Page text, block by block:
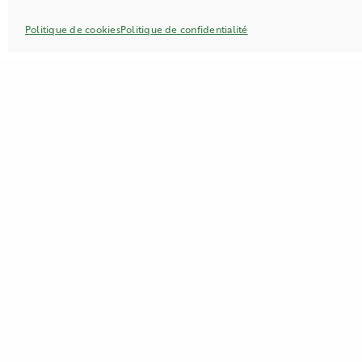
Politique de cookiesPolitique de confidentialité